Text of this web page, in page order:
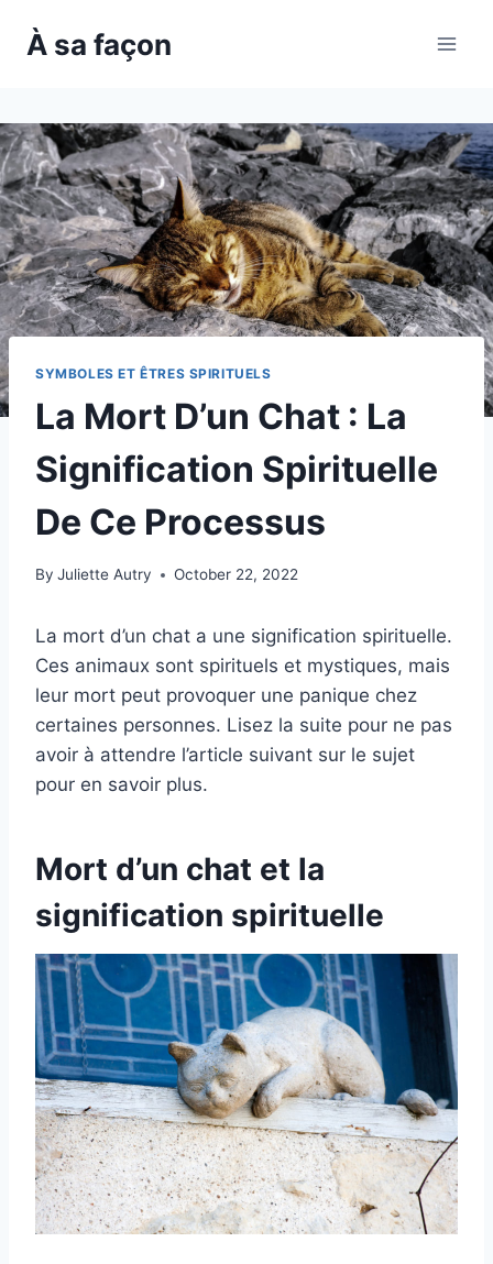
À sa façon
SYMBOLES ET ÊTRES SPIRITUELS
La Mort D’un Chat : La
Signification Spirituelle
De Ce Processus
By Juliette Autry October 22, 2022
La mort d’un chat a une signification spirituelle.
Ces animaux sont spirituels et mystiques, mais
leur mort peut provoquer une panique chez
certaines personnes. Lisez la suite pour ne pas
avoir à attendre l’article suivant sur le sujet
pour en savoir plus.
Mort d’un chat et la
signification spirituelle